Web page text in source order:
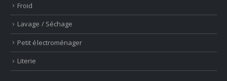
Froid
Lavage / Séchage
Petit électroménager
Literie